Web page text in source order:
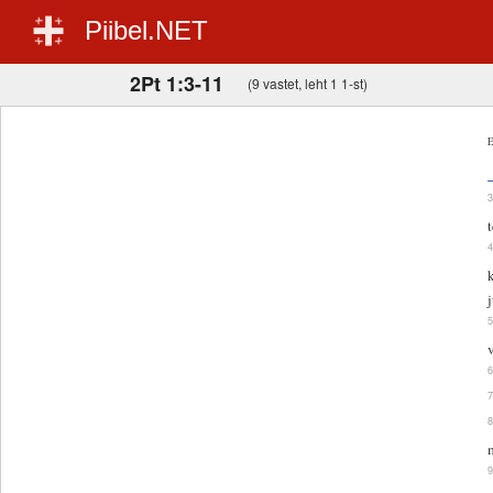
Piibel.NET
2Pt 1:3-11 (9 vastet, leht 1 1-st)
3
4
5
6
7
8
9